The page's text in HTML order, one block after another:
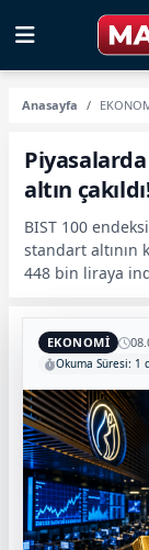
Anasayfa
altın
BIST 100
standart altının
448 bin liraya
EKONOMİ
Okuma Süresi: 1